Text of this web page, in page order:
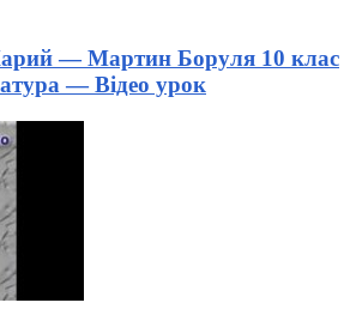
— Мартин Боруля 10 клас
— Відео урок